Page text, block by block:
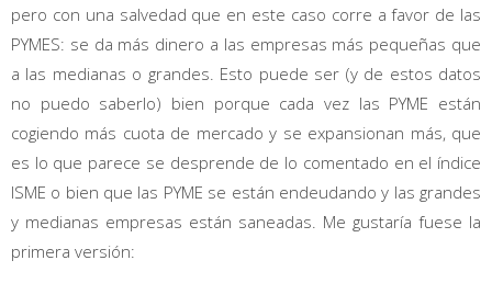
pero con una salvedad que en este caso corre a favor de las
PYMES: se da más dinero a las empresas más pequeñas que
a las medianas o grandes. Esto puede ser (y de estos datos
no puedo saberlo) bien porque cada vez las PYME están
cogiendo más cuota de mercado y se expansionan más, que
es lo que parece se desprende de lo comentado en el índice
ISME o bien que las PYME se están endeudando y las grandes
y medianas empresas están saneadas. Me gustaría fuese la
primera versión: